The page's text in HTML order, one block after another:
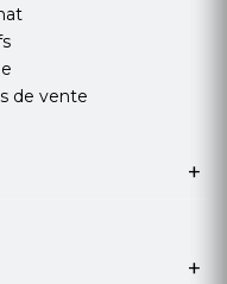
de vente